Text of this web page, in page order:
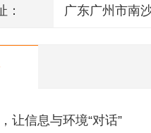
： 广东广州市南
让信息与环境“对话”